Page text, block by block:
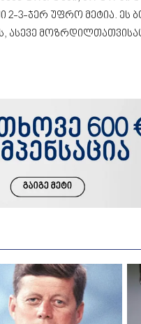
2-3-ჯერ უფრო მეტია. ეს
ასევე